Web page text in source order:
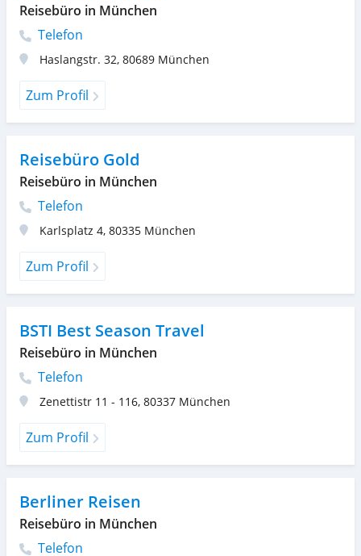
Reisebüro in München
Telefon
Haslangstr. 32, 80689 München
Zum Profil
Reisebüro Gold
Reisebüro in München
Telefon
Karlsplatz 4, 80335 München
Zum Profil
BSTI Best Season Travel
Reisebüro in München
Telefon
Zenettistr 11 - 116, 80337 München
Zum Profil
Berliner Reisen
Reisebüro in München
Telefon